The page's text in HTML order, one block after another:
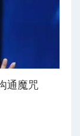
通魔咒